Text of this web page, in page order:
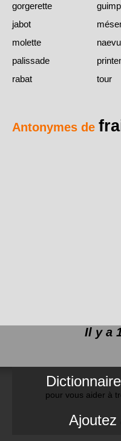
gorgerette
jabot
molette
palissade
rabat
tour
Antonymes de
Il y a
pour vous aider à
Ajoutez